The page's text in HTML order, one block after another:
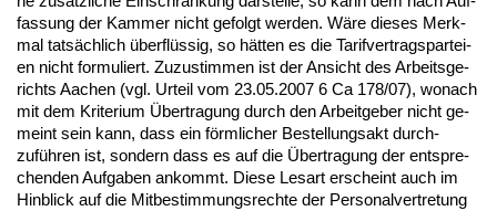
fas­sung der Kam­mer nicht ge­folgt wer­den. Wäre die­ses Merk­
mal tatsächlich überflüssig, so hätten es die Ta­rif­ver­trags­par­tei­
en nicht for­mu­liert. Zu­zu­stim­men ist der An­sicht des Ar­beits­ge­
richts Aa­chen (vgl. Ur­teil vom 23.05.2007 6 Ca 178/07), wo­nach
mit dem Kri­te­ri­um Über­tra­gung durch den Ar­beit­ge­ber nicht ge­
meint sein kann, dass ein förm­li­cher Be­stel­lungs­akt durch­
zuführen ist, son­dern dass es auf die Über­tra­gung der ent­spre­
chen­den Auf­ga­ben an­kommt. Die­se Les­art er­scheint auch im
Hin­blick auf die Mit­be­stim­mungs­rech­te der Per­so­nal­ver­tre­tung